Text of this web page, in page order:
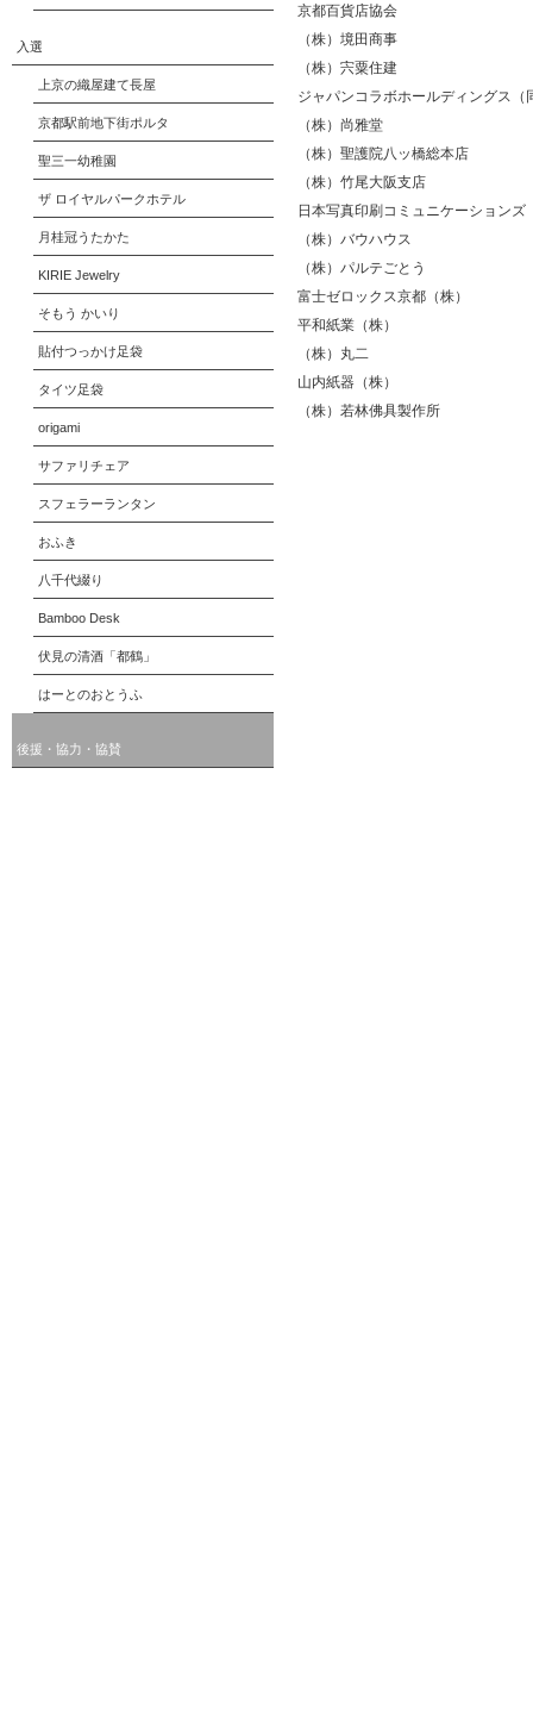
京都百貨店協会
（株）境田商事
（株）宍粟住建
ジャパンコラボホールディングス（
（株）尚雅堂
（株）聖護院八ッ橋総本店
（株）竹尾大阪支店
日本写真印刷コミュニケーションズ
（株）バウハウス
（株）パルテごとう
富士ゼロックス京都（株）
平和紙業（株）
（株）丸二
山内紙器（株）
（株）若林佛具製作所
入選
上京の織屋建て長屋
京都駅前地下街ポルタ
聖三一幼稚園
ザ ロイヤルパークホテル
月桂冠うたかた
KIRIE Jewelry
そもう かいり
貼付つっかけ足袋
タイツ足袋
origami
サファリチェア
スフェラーランタン
おふき
八千代綴り
Bamboo Desk
伏見の清酒「都鶴」
はーとのおとうふ
後援・協力・協賛